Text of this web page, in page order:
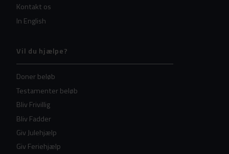
Kontakt os
In English
Vil du hjælpe?
Doner beløb
Testamenter beløb
Bliv Frivillig
Bliv Fadder
Giv Julehjælp
Giv Feriehjælp